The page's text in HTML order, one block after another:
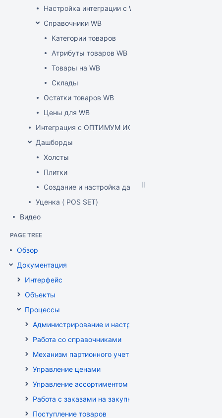
Настройка интеграции с WB API
Справочники WB
Категории товаров
Атрибуты товаров WB
Товары на WB
Склады
Остатки товаров WB
Цены для WB
Интеграция с ОПТИМУМ ИСУМТ
Дашборды
Холсты
Плитки
Создание и настройка дашборда
Уценка ( POS SET)
Видео
PAGE TREE
Обзор
Документация
Интерфейс
Объекты
Процессы
Администрирование и настройка
Работа со справочниками
Механизм партионного учета
Управление ценами
Управление ассортиментом магазинов
Работа с заказами на закупку
Поступление товаров